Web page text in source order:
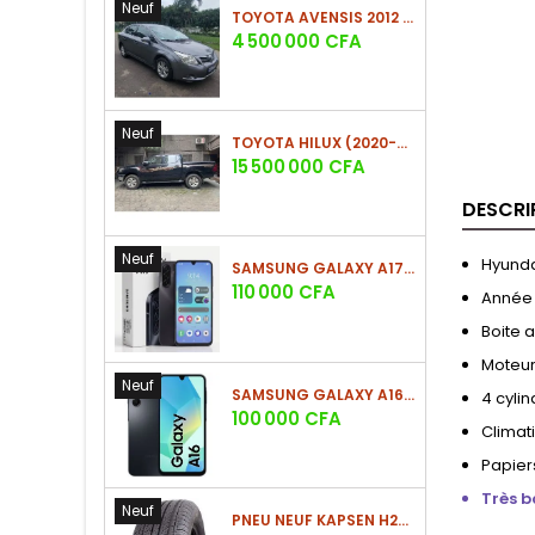
Neuf TOYOTA AVENSIS 2012 (PHASE 2)
Prix
4 500 000 CFA
Neuf TOYOTA HILUX (2020-2021)
Prix
15 500 000 CFA
Neuf SAMSUNG GALAXY A17 (4GO/128GO)
Prix
110 000 CFA
Neuf SAMSUNG GALAXY A16 4G (4GO/128GO)
Prix
100 000 CFA
Neuf PNEU NEUF KAPSEN H202 225/60 R18 100H
Année
Boite
4
Très